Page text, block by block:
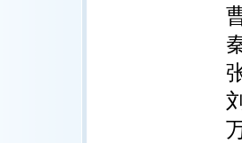
曹
秦
张
刘
万